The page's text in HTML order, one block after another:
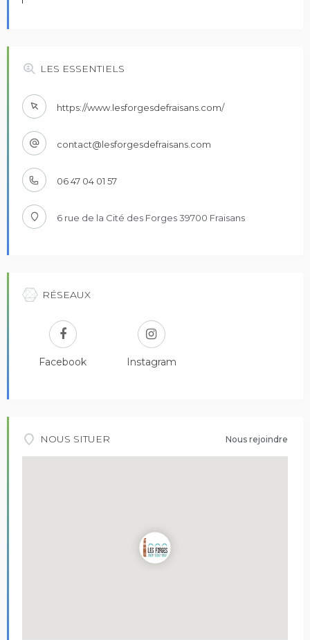
LES ESSENTIELS
https://www.lesforgesdefraisans.com/
contact@lesforgesdefraisans.com
06 47 04 01 57
6 rue de la Cité des Forges 39700 Fraisans
RÉSEAUX
Facebook Instagram
NOUS SITUER Nous rejoindre